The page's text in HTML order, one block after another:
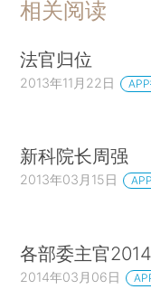
相关阅读
法官归位
2013年11月22日
新科院长周强
2013年03月15日
各部委主官
2014年03月06日